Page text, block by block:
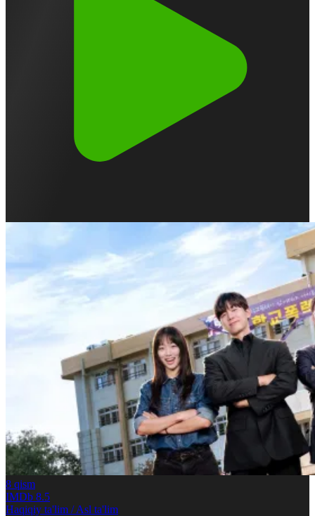
8 qism
IMDb 8.5
Haqiqiy ta'lim / Asl ta'lim